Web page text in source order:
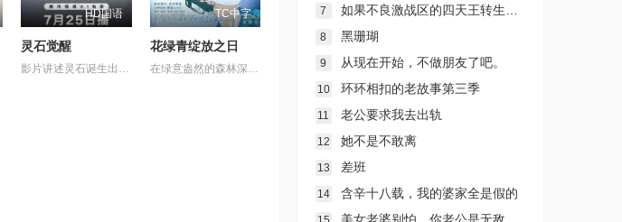
HD国语
灵石觉醒
影片讲述灵石诞生出的石灵儿，被石矶娘娘收养。哪吒误伤石矶徒弟，太乙真人偏袒哪吒，锁住石矶。石灵儿为救母学艺，却卷入太白金星的阴谋。最终石灵儿自我觉醒，和族人同心协力打破天罗地网，拯救族人的英雄之旅。
TC中字
花绿青绽放之日
在绿意盎然的森林深处，有一家名为“带刀烟火店”的烟花工厂，因小镇重新开发，该工厂被迫面临拆迁，带刀敬太郎已经在这里坚持了四年，代替失踪的父亲，专注于制作被称为“幻之烟花”的＜守破离＞，希望将其完成。另一边，住在东京的青梅竹马薰，因过去发生的一起事件离开了家乡，然而在拆迁最后期限的前一天，薰拜访了带刀家，两人再次相遇，并制定了一项令人震惊的计划以揭开失落烟花的秘密，而这一切的关键，竟是那美丽的蓝色颜料“花绿青”。
7 如果不良激战区的四天王转生成了偶像团体？
8 黑珊瑚
9 从现在开始，不做朋友了吧。
10 环环相扣的老故事第三季
11 老公要求我去出轨
12 她不是不敢离
13 差班
14 含辛十八载，我的婆家全是假的